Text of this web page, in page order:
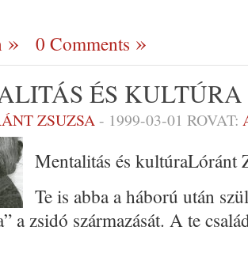
0 Comments
ÉS KULTÚRA
ZSUZSA- 1999-03-01 ROVAT:
Mentalitás és kultúraLóránt
Te is abba a háború után
a zsidó származását. A te